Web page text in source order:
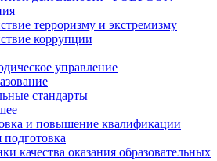
терроризму и экстремизму
коррупции
управление
стандарты
и повышение квалификации
подготовка
качества оказания образовательных